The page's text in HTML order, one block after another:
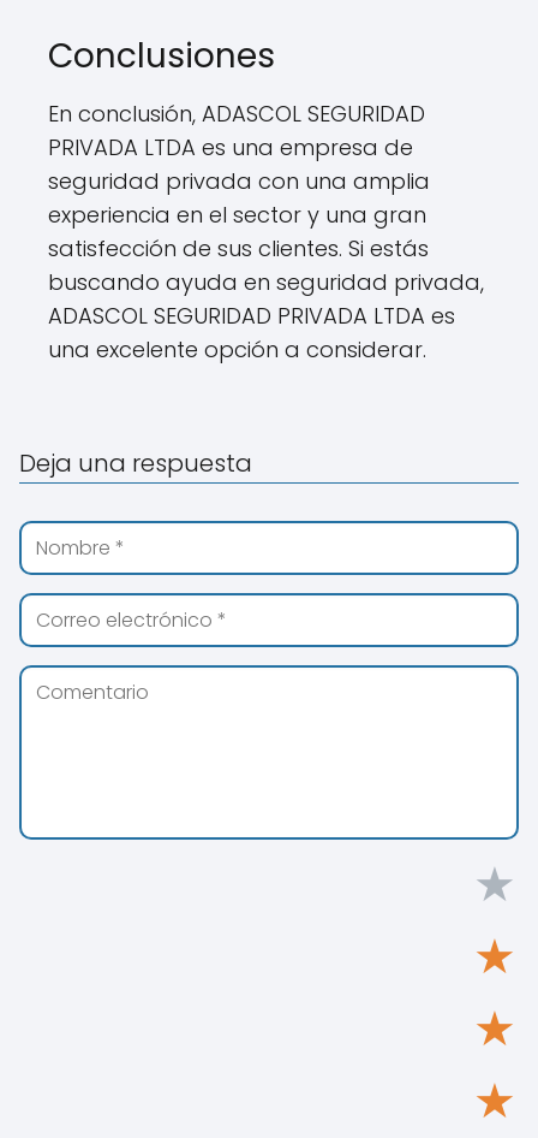
Conclusiones
En conclusión, ADASCOL SEGURIDAD
PRIVADA LTDA es una empresa de
seguridad privada con una amplia
experiencia en el sector y una gran
satisfección de sus clientes. Si estás
buscando ayuda en seguridad privada,
ADASCOL SEGURIDAD PRIVADA LTDA es
una excelente opción a considerar.
Deja una respuesta
★
★
★
★